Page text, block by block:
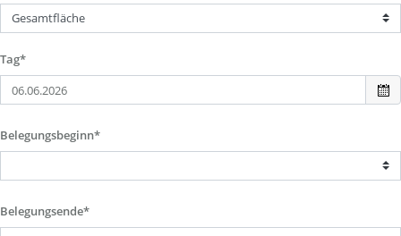
Tag*
Belegungsbeginn*
Belegungsende*